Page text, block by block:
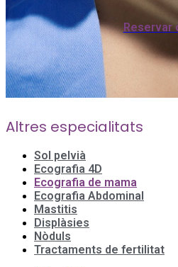
Reservar
Altres especialitats
Sol pelvià
Ecografia 4D
Ecografia de mama
Ecografia Abdominal
Mastitis
Displàsies
Nòduls
Tractaments de fertilitat